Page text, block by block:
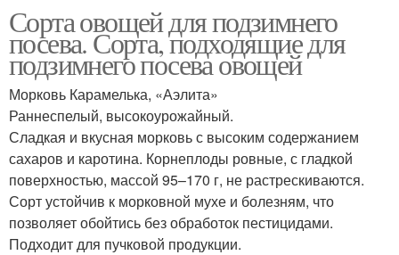
Сорта овощей для подзимнего
посева. Сорта, подходящие для
подзимнего посева овощей
Морковь Карамелька, «Аэлита»
Раннеспелый, высокоурожайный.
Сладкая и вкусная морковь с высоким содержанием
сахаров и каротина. Корнеплоды ровные, с гладкой
поверхностью, массой 95–170 г, не растрескиваются.
Сорт устойчив к морковной мухе и болезням, что
позволяет обойтись без обработок пестицидами.
Подходит для пучковой продукции.